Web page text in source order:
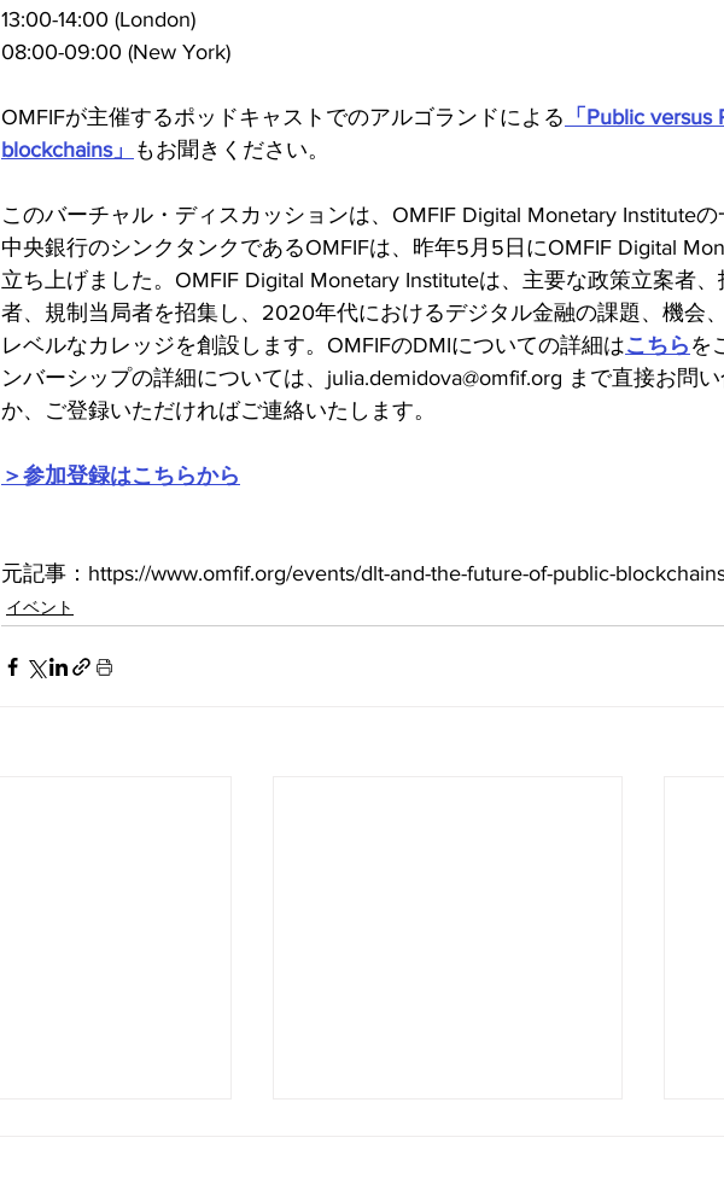
13:00-14:00 (London)
08:00-09:00 (New York)
OMFIFが主催するポッドキャストでのアルゴランドによる 「Public versus
blockchains」
もお聞きください。
このバーチャル・ディスカッションは、OMFIF Digital Monetary Institute
中央銀行のシンクタンクであるOMFIFは、昨年5月5日にOMFIF Digital
立ち上げました。OMFIF Digital Monetary Instituteは、主要な政策立案者
者、規制当局者を招集し、2020年代におけるデジタル金融の課題、機会
レベルなカレッジを創設します。OMFIFのDMIについての詳細はこちら を
ンバーシップの詳細については、julia.demidova@omfif.org まで直接お問い
か、ご登録いただければご連絡いたします。
＞参加登録はこちらから
元記事：https://www.omfif.org/events/dlt-and-the-future-of-public-
イベント